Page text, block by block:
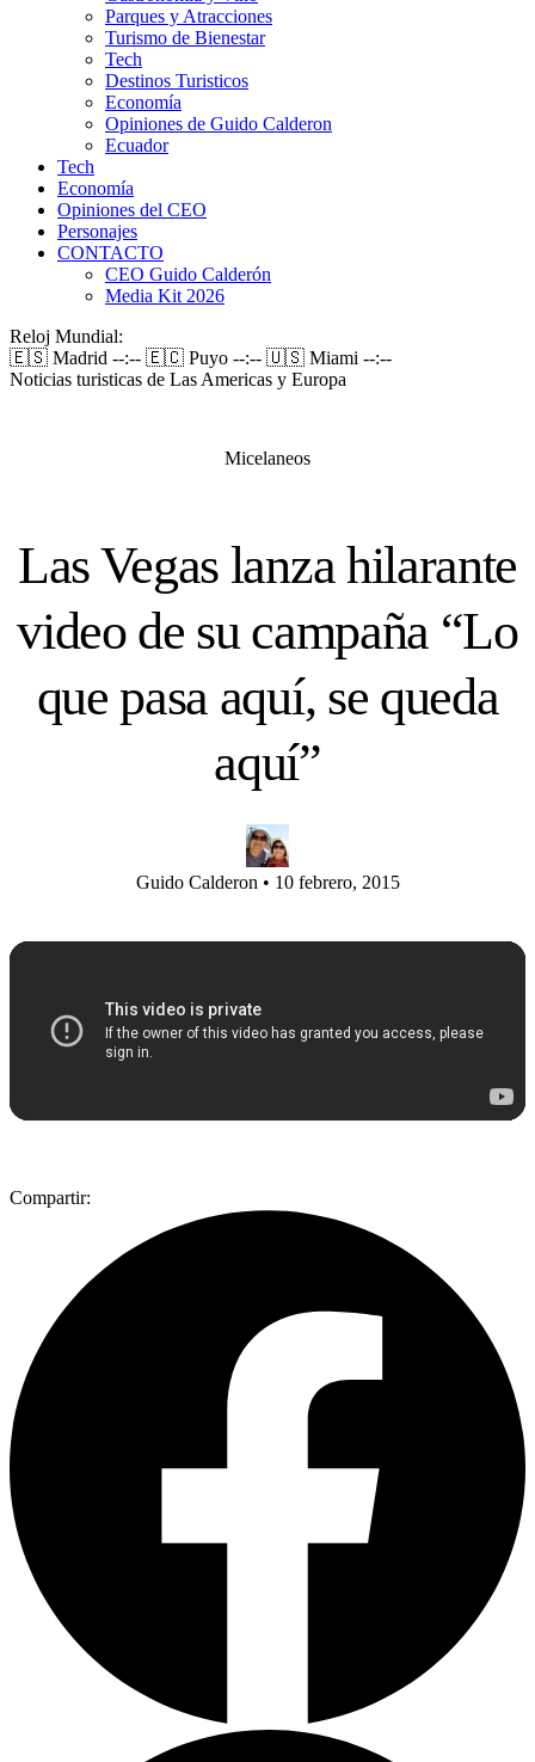
Parques y Atracciones
Turismo de Bienestar
Tech
Destinos Turisticos
Economía
Opiniones de Guido Calderon
Ecuador
Tech
Economía
Opiniones del CEO
Personajes
CONTACTO
CEO Guido Calderón
Media Kit 2026
Reloj Mundial:
🇪🇸 Madrid --:-- 🇪🇨 Puyo --:-- 🇺🇸 Miami --:--
Noticias turisticas de Las Americas y Europa
Micelaneos
Las Vegas lanza hilarante
video de su campaña “Lo
que pasa aquí, se queda
aquí”
Guido Calderon • 10 febrero, 2015
Compartir: